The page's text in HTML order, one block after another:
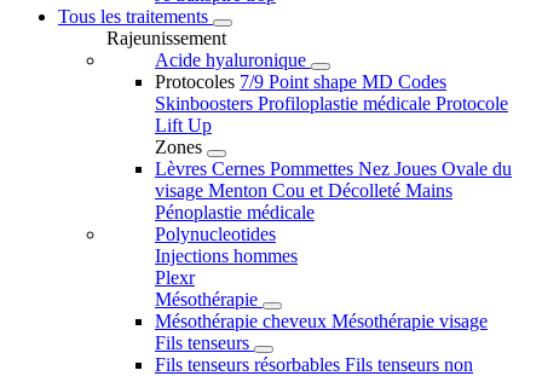
Tous les traitements
Rajeunissement
Acide hyaluronique
Protocoles 7/9 Point shape MD Codes
Skinboosters Profiloplastie médicale Protocole
Lift Up
Zones
Lèvres Cernes Pommettes Nez Joues Ovale du
visage Menton Cou et Décolleté Mains
Pénoplastie médicale
Polynucleotides
Injections hommes
Plexr
Mésothérapie
Mésothérapie cheveux Mésothérapie visage
Fils tenseurs
Fils tenseurs résorbables Fils tenseurs non